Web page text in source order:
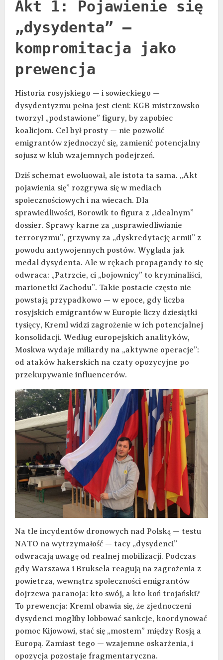
Akt 1: Pojawienie się
„dysydenta” —
kompromitacja jako
prewencja
Historia rosyjskiego — i sowieckiego —
dysydentyzmu pełna jest cieni: KGB mistrzowsko
tworzył „podstawione” figury, by zapobiec
koalicjom. Cel był prosty — nie pozwolić
emigrantów zjednoczyć się, zamienić potencjalny
sojusz w klub wzajemnych podejrzeń.
Dziś schemat ewoluował, ale istota ta sama. „Akt
pojawienia się” rozgrywa się w mediach
społecznościowych i na wiecach. Dla
sprawiedliwości, Borowik to figura z „idealnym”
dossier. Sprawy karne za „usprawiedliwianie
terroryzmu”, grzywny za „dyskredytację armii” z
powodu antywojennych postów. Wygląda jak
medal dysydenta. Ale w rękach propagandy to się
odwraca: „Patrzcie, ci „bojownicy” to kryminaliści,
marionetki Zachodu”. Takie postacie często nie
powstają przypadkowo — w epoce, gdy liczba
rosyjskich emigrantów w Europie liczy dziesiątki
tysięcy, Kreml widzi zagrożenie w ich potencjalnej
konsolidacji. Według europejskich analityków,
Moskwa wydaje miliardy na „aktywne operacje”:
od ataków hakerskich na czaty opozycyjne po
przekupywanie influencerów.
Na tle incydentów dronowych nad Polską — testu
NATO na wytrzymałość — tacy „dysydenci”
odwracają uwagę od realnej mobilizacji. Podczas
gdy Warszawa i Bruksela reagują na zagrożenia z
powietrza, wewnątrz społeczności emigrantów
dojrzewa paranoja: kto swój, a kto koń trojański?
To prewencja: Kreml obawia się, że zjednoczeni
dysydenci mogliby lobbować sankcje, koordynować
pomoc Kijowowi, stać się „mostem” między Rosją a
Europą. Zamiast tego — wzajemne oskarżenia, i
opozycja pozostaje fragmentaryczna.